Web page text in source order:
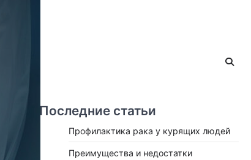
Последние статьи
Профилактика рака у курящих людей
Преимущества и недостатки